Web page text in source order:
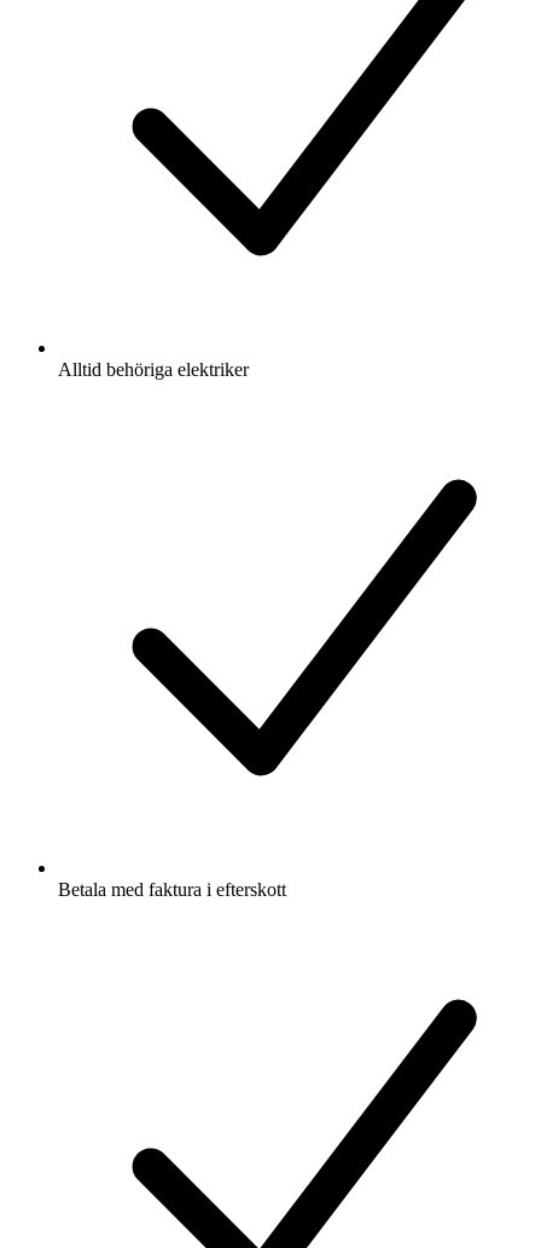
Alltid behöriga elektriker
Betala med faktura i efterskott